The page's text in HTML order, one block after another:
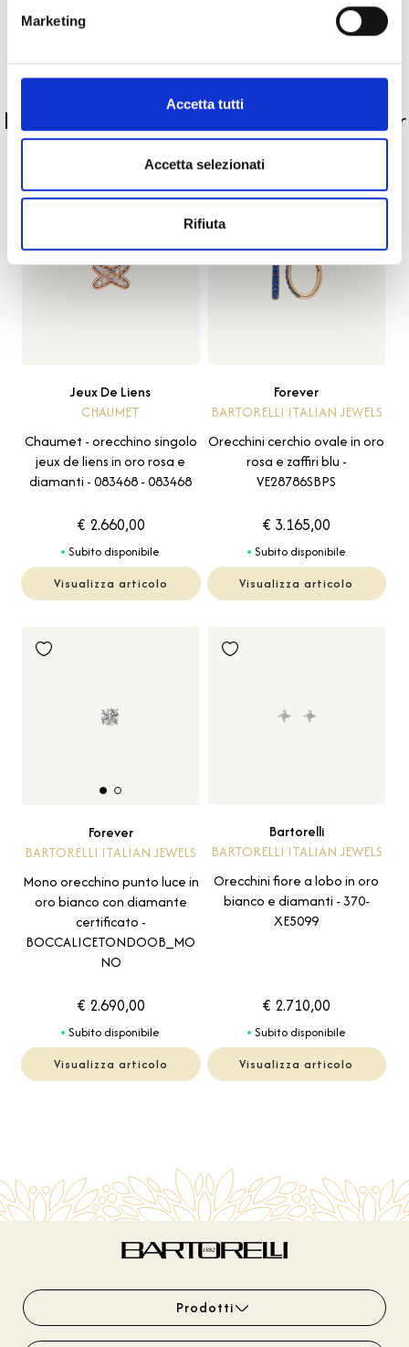
Marketing
Accetta tutti
Accetta selezionati
Rifiuta
La nostra selezione di prodotti scelti per
te
Jeux De Liens
CHAUMET
Chaumet - orecchino singolo
jeux de liens in oro rosa e
diamanti - 083468 - 083468
€ 2.660,00
Subito disponibile
Visualizza articolo
Forever
BARTORELLI ITALIAN JEWELS
Orecchini cerchio ovale in oro
rosa e zaffiri blu -
VE28786SBPS
€ 3.165,00
Subito disponibile
Visualizza articolo
Forever
BARTORELLI ITALIAN JEWELS
Mono orecchino punto luce in
oro bianco con diamante
certificato -
BOCCALICETONDOOB_MO
NO
€ 2.690,00
Subito disponibile
Visualizza articolo
Bartorelli
BARTORELLI ITALIAN JEWELS
Orecchini fiore a lobo in oro
bianco e diamanti - 370-
XE5099
€ 2.710,00
Subito disponibile
Visualizza articolo
Prodotti